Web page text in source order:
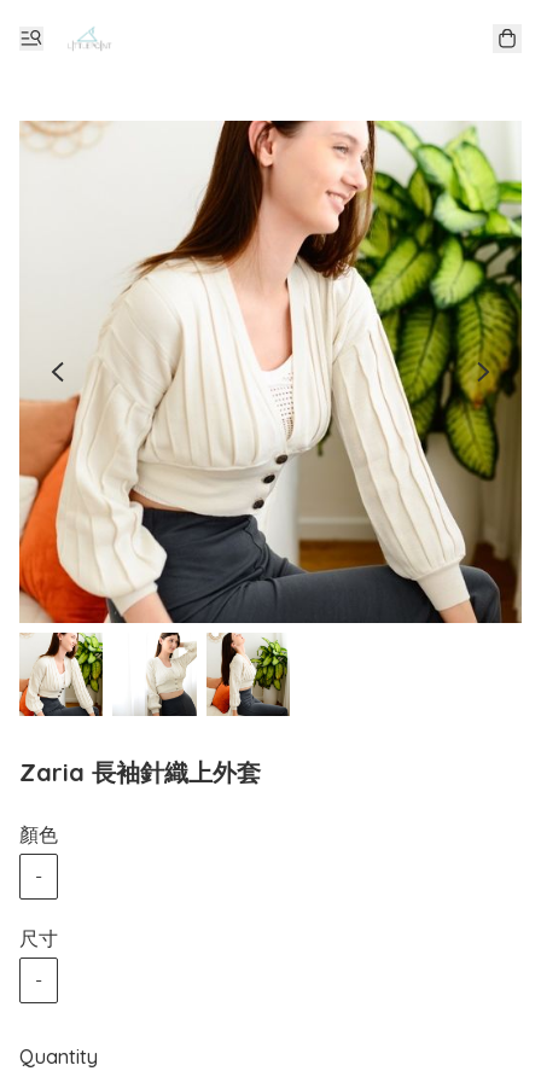
Zaria 長袖針織上外套
顏色
-
尺寸
-
Quantity